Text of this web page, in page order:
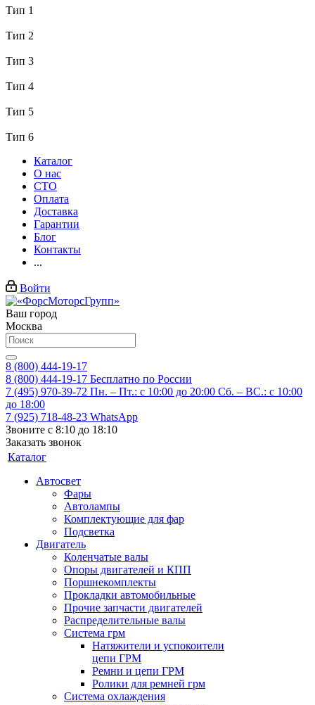
Тип 1
Тип 2
Тип 3
Тип 4
Тип 5
Тип 6
Каталог
О нас
СТО
Оплата
Доставка
Гарантии
Блог
Контакты
...
Войти
Ваш город
Москва
8 (800) 444-19-17
8 (800) 444-19-17 Бесплатно по России
7 (495) 970-39-72 Пн. – Пт.: с 10:00 до 20:00 Сб. – ВС.: c 10:00
до 18:00
7 (925) 718-48-23 WhatsApp
Звоните с 8:10 до 18:10
Заказать звонок
Каталог
Автосвет
Фары
Автолампы
Комплектующие для фар
Подсветка
Двигатель
Коленчатые валы
Опоры двигателей и КПП
Поршнекомплекты
Прокладки автомобильные
Прочие запчасти двигателей
Распределительные валы
Система грм
Натяжители и успокоители
цепи ГРМ
Ремни и цепи ГРМ
Ролики для ремней грм
Система охлаждения